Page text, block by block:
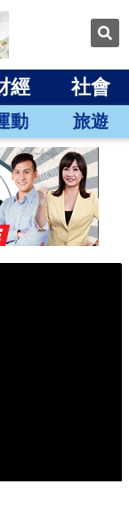
經 社會
動 旅遊